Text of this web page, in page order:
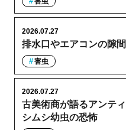
排水口やエアコンの隙
2026.07.27
害虫
古美術商が語るアンテ
シムシ幼虫の恐怖
2026.07.27